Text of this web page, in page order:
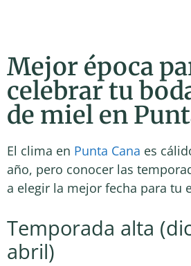
Mejor época
celebrar tu
de miel en
El clima en Punta Cana es
año, pero conocer las
a elegir la mejor fecha para tu
Temporada alta
abril)